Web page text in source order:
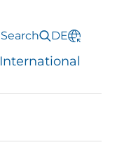
Search DE
International